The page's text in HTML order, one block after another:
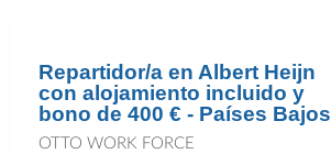
Repartidor/a en Albert Heijn
con alojamiento incluido y
bono de 400 € - Países Bajos
OTTO WORK FORCE